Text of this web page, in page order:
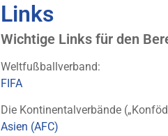
Links
Wichtige Links für den
Weltfußballverband:
FIFA
Die Kontinentalverbände
Asien (AFC)